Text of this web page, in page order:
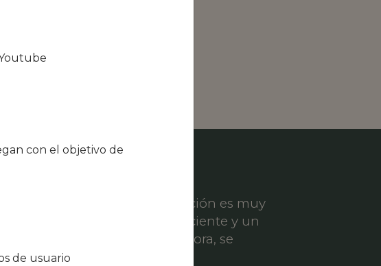
servicio, el nivel de satisfacción es muy
Peter ofrece un servicio eficiente y un
a cualquier solicitud de mejora, se
y profesionalidad.
con el objetivo de
de usuario